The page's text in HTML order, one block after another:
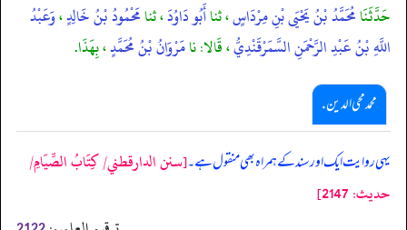
حَدَّثَنَامُحَمَّدُ بْنُ يَحْيَى بْنِ مِرْدَاسٍ، ثناأَبُو دَاوُدَ، ثنامَحْمُودُ بْنُ خَالِدٍ،وَعَبْدُ
اللَّهِ بْنُ عَبْدِ الرَّحْمَنِ السَّمَرْقَنْدِيُّ، قَالا: نامَرْوَانُ بْنُ مُحَمَّدٍ، بِهَذَا.
محمد محی الدین .
یہی روایت ایک اور سند کے ہمراہ بھی منقول ہے۔[سنن الدارقطني/ كِتَابُ الصِّيَامِ/
حدیث: 2147]